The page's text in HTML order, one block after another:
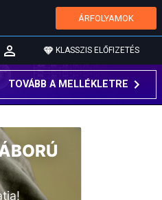
ÁRFOLYAMOK
KLASSZIS ELŐFIZETÉS
TOVÁBB A MELLÉKLETRE